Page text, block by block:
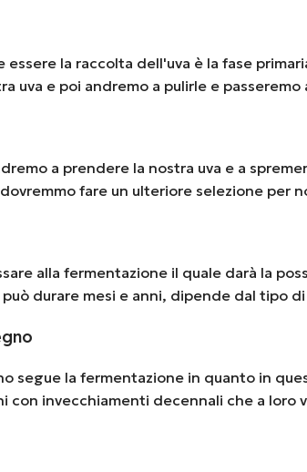
essere la raccolta dell'uva è la fase
uva e poi andremo a pulirle e passeremo
a prendere la nostra uva e a
fare un ulteriore selezione per
alla fermentazione il quale darà la
durare mesi e anni, dipende dal tipo
segue la fermentazione in quanto in
con invecchiamenti decennali che a